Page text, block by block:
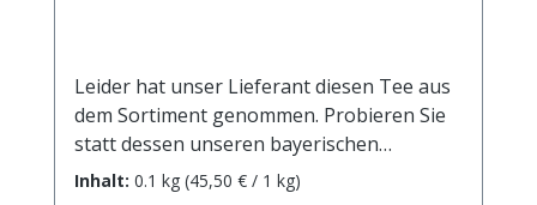
Leider hat unser Lieferant diesen Tee aus
dem Sortiment genommen. Probieren Sie
statt dessen unseren bayerischen
Brotzeittee, den Schwarztee Keemun oder
Inhalt: 0.1 kg (45,50 € / 1 kg)